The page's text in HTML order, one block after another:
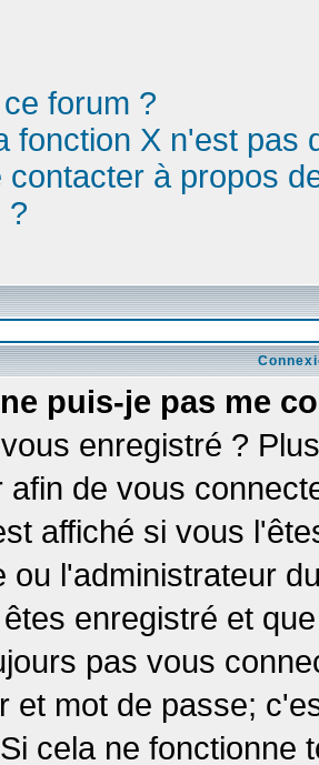
forum ?
fonction X n'est pas
contacter à propos
?
puis-je pas me
enregistré ?
afin de vous
affiché si vous
ou l'administrateur
enregistré et
pas vous
et mot de passe;
cela ne fonctionne